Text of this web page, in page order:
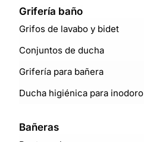
Grifería baño
Grifos de lavabo y bidet
Conjuntos de ducha
Grifería para bañera
Ducha higiénica para inodoro
Bañeras